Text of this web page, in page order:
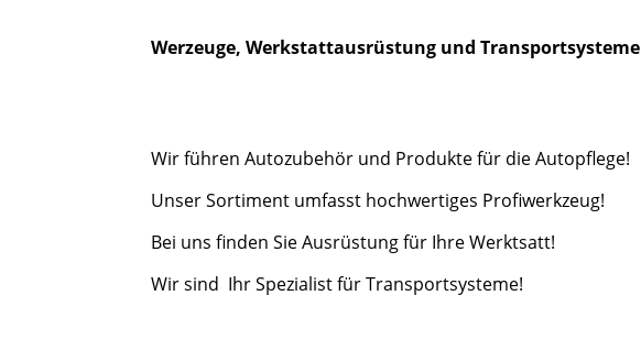
Werzeuge, Werkstattausrüstung und Transportsysteme
Wir führen Autozubehör und Produkte für die Autopflege!
Unser Sortiment umfasst hochwertiges Profiwerkzeug!
Bei uns finden Sie Ausrüstung für Ihre Werktsatt!
Wir sind Ihr Spezialist für Transportsysteme!